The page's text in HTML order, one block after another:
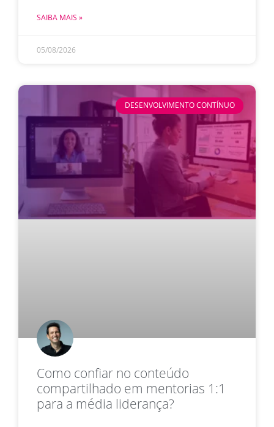
SAIBA MAIS »
05/08/2026
DESENVOLVIMENTO CONTÍNUO
Como confiar no conteúdo
compartilhado em mentorias 1:1
para a média liderança?